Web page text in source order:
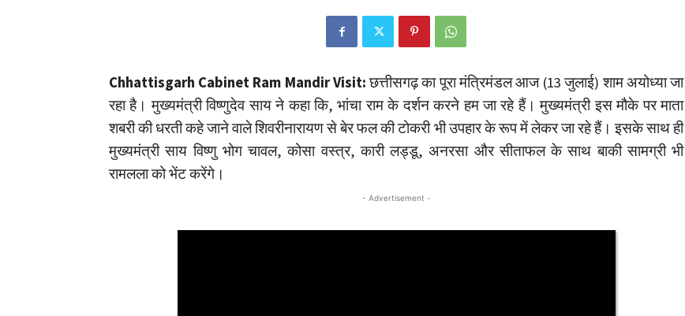
Chhattisgarh Cabinet Ram Mandir Visit:छत्तीसगढ़ का पूरा मंत्रिमंडल आज (13 जुलाई) शाम अयोध्या जा
रहा है। मुख्यमंत्री विष्णुदेव साय ने कहा कि, भांचा राम के दर्शन करने हम जा रहे हैं। मुख्यमंत्री इस मौके पर माता
शबरी की धरती कहे जाने वाले शिवरीनारायण से बेर फल की टोकरी भी उपहार के रूप में लेकर जा रहे हैं। इसके साथ ही
मुख्यमंत्री साय विष्णु भोग चावल, कोसा वस्त्र, कारी लड्डू, अनरसा और सीताफल के साथ बाकी सामग्री भी
रामलला को भेंट करेंगे।
- Advertisement -